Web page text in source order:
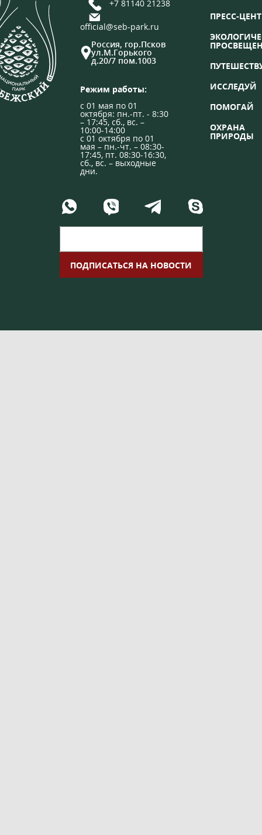
+7 81140 21238
official@seb-park.ru
Россия, гор.Псков
ул.М.Горького
д.20/7 пом.1003
Режим работы:
с 01 мая по 01
октября: пн.-пт. - 8:30
– 17:45, сб., вс. –
10:00-14:00
с 01 октября по 01
мая – пн.-чт. – 08:30-
17:45, пт. 08:30-16:30,
сб., вс. – выходные
дни.
ПРЕСС-
ИССЛЕДУЙ
ПОМОГАЙ
ОХРАНА
ПРИРОДЫ